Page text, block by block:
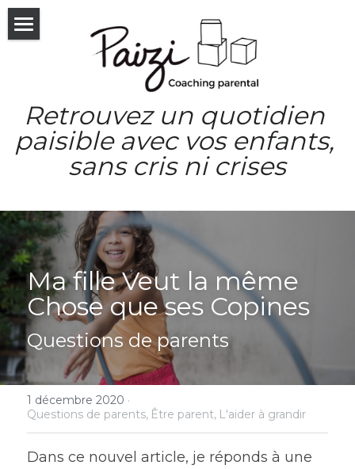
Retrouvez un quotidien
paisible avec vos enfants,
sans cris ni crises
Consultations & forfaits
Les consultations
Les forfaits
Séances découvertes
Qui suis-je
Le livre
Témoignages
Entreprises & Pro
Les ateliers
Communauté
Rechercher
Ma fille Veut la même
Chose que ses Copines
Questions de parents
1 décembre 2020 ·
Questions de parents, Être parent, L'aider à grandir
Dans ce nouvel article, je réponds à une
LES CATÉGORIES DE LA BOUTIQUE